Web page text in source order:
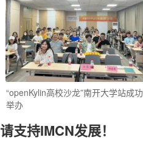
“openKylin高校沙龙”南开大学站成功
举办
请支持IMCN发展！